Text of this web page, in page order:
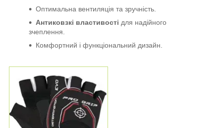
Оптимальна вентиляція та зручність.
Антиковзкі властивості для надійного
зчеплення.
Комфортний і функціональний дизайн.